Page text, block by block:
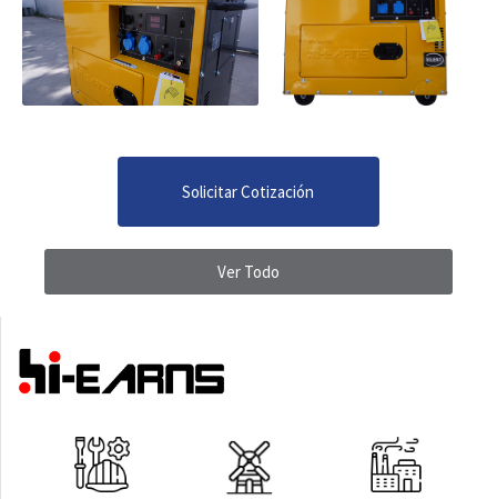
Solicitar Cotización
Ver Todo